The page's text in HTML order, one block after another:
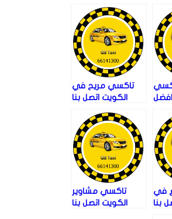
تاكسي مريح في
الكويت اتصل بنا
في
بنا
تاكسي مشاوير
الكويت اتصل بنا